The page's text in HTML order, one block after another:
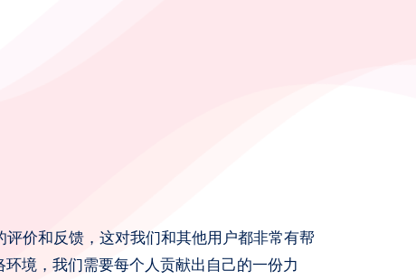
价和反馈，这对我们和其他用户都非常有帮
境，我们需要每个人贡献出自己的一份力